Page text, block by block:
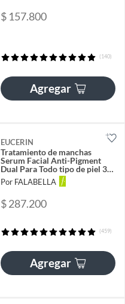
$ 157.800
(140)
Agregar
EUCERIN
Tratamiento de manchas
Serum Facial Anti-Pigment
Dual Para Todo tipo de piel 30
ml
Por FALABELLA
$ 287.200
(459)
Agregar